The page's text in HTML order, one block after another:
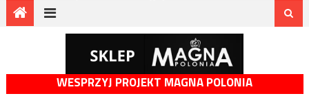
WESPRZYJ PROJEKT MAGNA POLONIA